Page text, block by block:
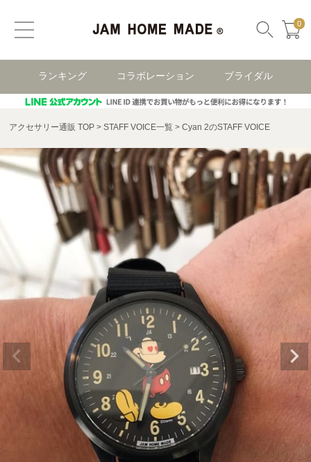
0
ランキング コラボレーション ブライダル
アクセサリー通販 TOP STAFF VOICE一覧 Cyan 2のSTAFF VOICE